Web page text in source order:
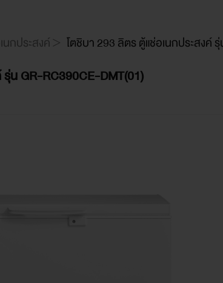
นกประสงค์ โตชิบา 293 ลิตร ตู้แช่อเนกประสงค์
รุ่น GR-RC390CE-DMT(01)